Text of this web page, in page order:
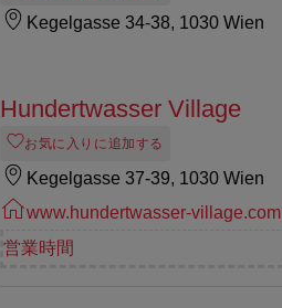
Kegelgasse 34-38, 1030 Wien
Hundertwasser Village
お気に入りに追加する
Kegelgasse 37-39, 1030 Wien
www.hundertwasser-village.com
営業時間